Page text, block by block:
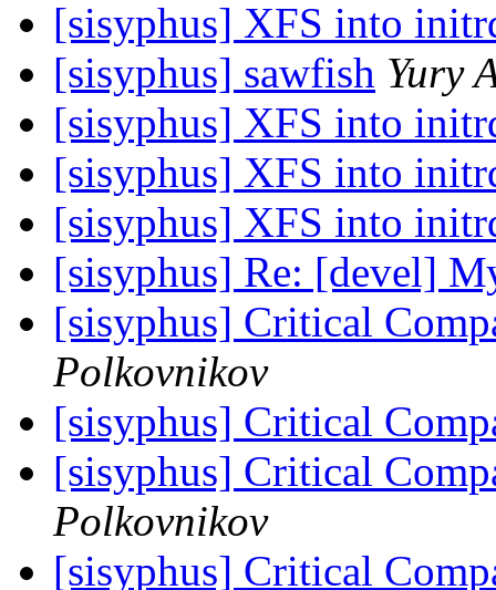
[sisyphus] XFS into
[sisyphus] sawfish Yury
[sisyphus] XFS into
[sisyphus] XFS into
[sisyphus] XFS into
[sisyphus] Re: [devel]
[sisyphus] Critical
Polkovnikov
[sisyphus] Critical
[sisyphus] Critical
Polkovnikov
[sisyphus] Critical